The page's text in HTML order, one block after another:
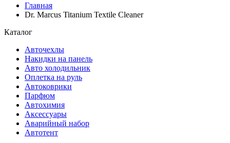
Главная
Dr. Marcus Titanium Textile Cleaner
Каталог
Авточехлы
Накидки на панель
Авто холодильник
Оплетка на руль
Автоковрики
Парфюм
Автохимия
Аксессуары
Аварийный набор
Автотент